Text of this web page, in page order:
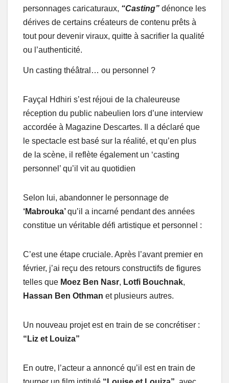
personnages caricaturaux, “Casting” dénonce les
dérives de certains créateurs de contenu prêts à
tout pour devenir viraux, quitte à sacrifier la qualité
ou l’authenticité.
Un casting théâtral… ou personnel ?
Fayçal Hdhiri s’est réjoui de la chaleureuse
réception du public nabeulien lors d’une interview
accordée à Magazine Descartes. Il a déclaré que
le spectacle est basé sur la réalité, et qu’en plus
de la scène, il reflète également un ‘casting
personnel’ qu’il vit au quotidien
Selon lui, abandonner le personnage de
‘Mabrouka’qu’il a incarné pendant des années
constitue un véritable défi artistique et personnel :
C’est une étape cruciale. Après l’avant premier en
février, j’ai reçu des retours constructifs de figures
telles que Moez Ben Nasr, Lotfi Bouchnak,
Hassan Ben Othman et plusieurs autres.
Un nouveau projet est en train de se concrétiser :
“Liz et Louiza”
En outre, l’acteur a annoncé qu’il est en train de